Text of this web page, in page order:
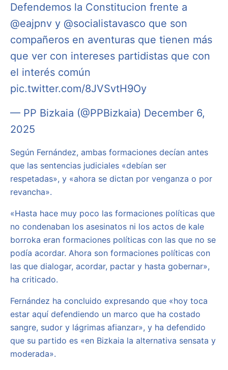
Defendemos la Constitucion frente a
@eajpnv y @socialistavasco que son
compañeros en aventuras que tienen más
que ver con intereses partidistas que con
el interés común
pic.twitter.com/8JVSvtH9Oy
— PP Bizkaia (@PPBizkaia) December 6,
2025
Según Fernández, ambas formaciones decían antes
que las sentencias judiciales «debían ser
respetadas», y «ahora se dictan por venganza o por
revancha».
«Hasta hace muy poco las formaciones políticas que
no condenaban los asesinatos ni los actos de kale
borroka eran formaciones políticas con las que no se
podía acordar. Ahora son formaciones políticas con
las que dialogar, acordar, pactar y hasta gobernar»,
ha criticado.
Fernández ha concluido expresando que «hoy toca
estar aquí defendiendo un marco que ha costado
sangre, sudor y lágrimas afianzar», y ha defendido
que su partido es «en Bizkaia la alternativa sensata y
moderada».